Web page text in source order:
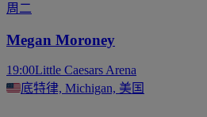
周二
Megan Moroney
19:00Little Caesars Arena
底特律, Michigan, 美国